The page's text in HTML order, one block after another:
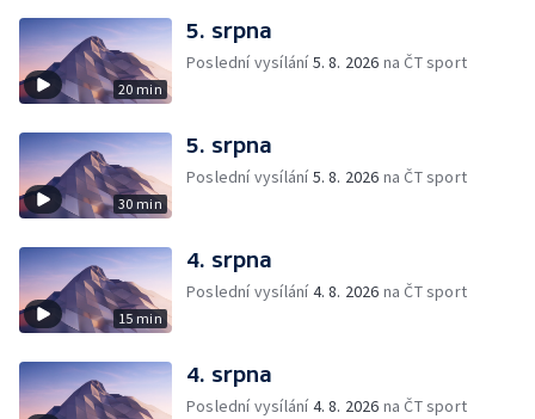
20 min
5. srpna
Poslední vysílání5. 8. 2026 na ČT sport
30 min
5. srpna
Poslední vysílání5. 8. 2026 na ČT sport
15 min
4. srpna
Poslední vysílání4. 8. 2026 na ČT sport
4. srpna
Poslední vysílání4. 8. 2026 na ČT sport